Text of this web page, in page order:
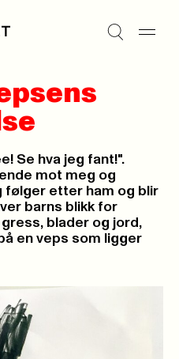
Se hva jeg fant!".
mot meg og
følger etter ham og blir
barns blikk for
blader og jord,
en veps som ligger